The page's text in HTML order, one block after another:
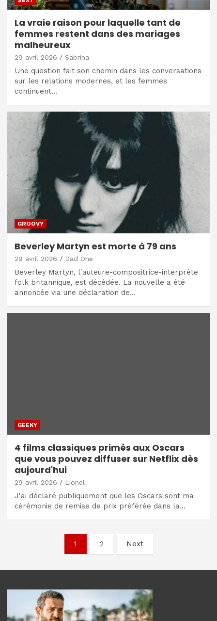
La vraie raison pour laquelle tant de
femmes restent dans des mariages
malheureux
29 avril 2026 Sabrina
Une question fait son chemin dans les conversations
sur les relations modernes, et les femmes
continuent…
GROOVY
Beverley Martyn est morte à 79 ans
29 avril 2026 Dad One
Beverley Martyn, l'auteure-compositrice-interprète
folk britannique, est décédée. La nouvelle a été
annoncée via une déclaration de…
GEEKY
4 films classiques primés aux Oscars
que vous pouvez diffuser sur Netflix dès
aujourd'hui
29 avril 2026 Lionel
J'ai déclaré publiquement que les Oscars sont ma
cérémonie de remise de prix préférée dans la…
articles
1 2 Next